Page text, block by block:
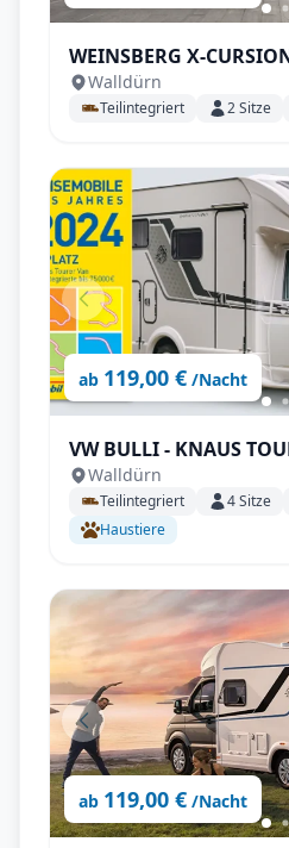
WEINSBERG X-
EDITION [PEPPER]
Walldürn
Teilintegriert 2Sitze
ab 119,00 € /Nacht
VW BULLI -
Walldürn
Teilintegriert 4Sitze
Haustiere
ab 119,00 € /Nacht